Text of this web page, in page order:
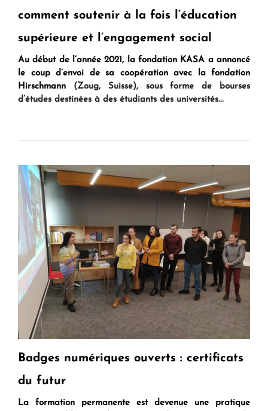
comment soutenir à la fois l’éducation
supérieure et l’engagement social
Au début de l’année 2021, la fondation KASA a annoncé
le coup d’envoi de sa coopération avec la fondation
Hirschmann (Zoug, Suisse), sous forme de bourses
d’études destinées à des étudiants des universités...
Badges numériques ouverts : certificats
du futur
La formation permanente est devenue une pratique